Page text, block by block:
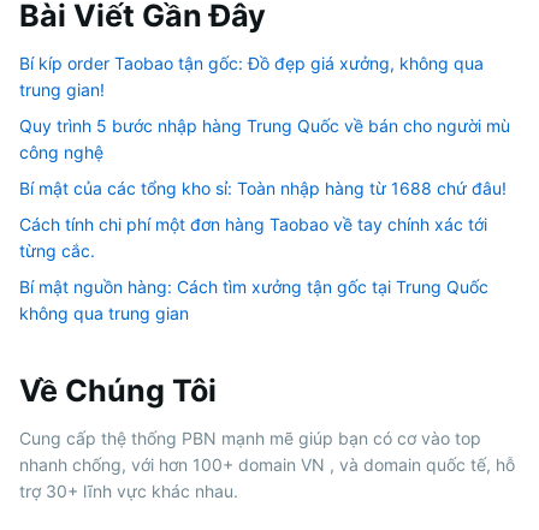
Bài Viết Gần Đây
Bí kíp order Taobao tận gốc: Đồ đẹp giá xưởng, không qua
trung gian!
Quy trình 5 bước nhập hàng Trung Quốc về bán cho người mù
công nghệ
Bí mật của các tổng kho sỉ: Toàn nhập hàng từ 1688 chứ đâu!
Cách tính chi phí một đơn hàng Taobao về tay chính xác tới
từng cắc.
Bí mật nguồn hàng: Cách tìm xưởng tận gốc tại Trung Quốc
không qua trung gian
Về Chúng Tôi
Cung cấp thệ thống PBN mạnh mẽ giúp bạn có cơ vào top
nhanh chống, với hơn 100+ domain VN , và domain quốc tế, hỗ
trợ 30+ lĩnh vực khác nhau.